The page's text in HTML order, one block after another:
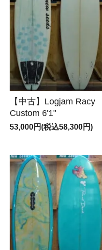
【中古】Logjam Racy
Custom 6'1"
53,000円(税込58,300円)